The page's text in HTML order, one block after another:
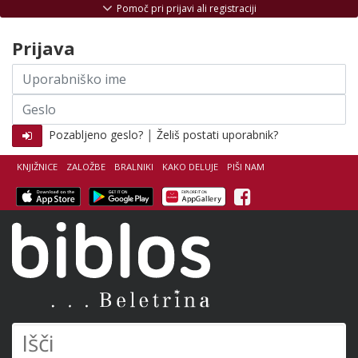
KNJIŽNICE ZALOŽBE BRALNIKI KAKO DELUJE PIŠI NAM
Facebook
Pomoč pri prijavi ali registraciji
Prijava
Uporabniško
ime
Geslo
Pozabljeno geslo? | Želiš postati uporabnik?